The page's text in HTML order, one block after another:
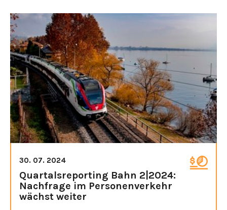
30. 07. 2024
Quartalsreporting Bahn 2|2024:
Nachfrage im Personenverkehr
wächst weiter